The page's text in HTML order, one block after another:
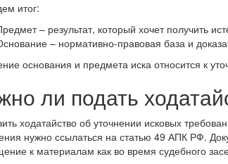
итог:
– результат, который хочет получить
– нормативно-правовая база и
основания и предмета иска относится к
ли подать
ходатайство об уточнении исковых
нужно ссылаться на статью 49 АПК РФ.
к материалам как во время судебного